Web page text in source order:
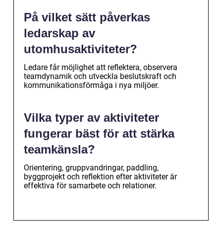
På vilket sätt påverkas
ledarskap av
utomhusaktiviteter?
Ledare får möjlighet att reflektera, observera
teamdynamik och utveckla beslutskraft och
kommunikationsförmåga i nya miljöer.
Vilka typer av aktiviteter
fungerar bäst för att stärka
teamkänsla?
Orientering, gruppvandringar, paddling,
byggprojekt och reflektion efter aktiviteter är
effektiva för samarbete och relationer.